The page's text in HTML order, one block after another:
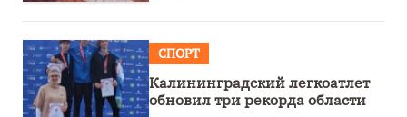
СПОРТ
Калининградский легкоатлет
обновил три рекорда области